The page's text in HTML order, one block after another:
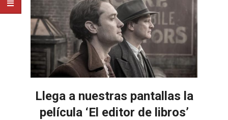
Llega a nuestras pantallas la
película ‘El editor de libros’